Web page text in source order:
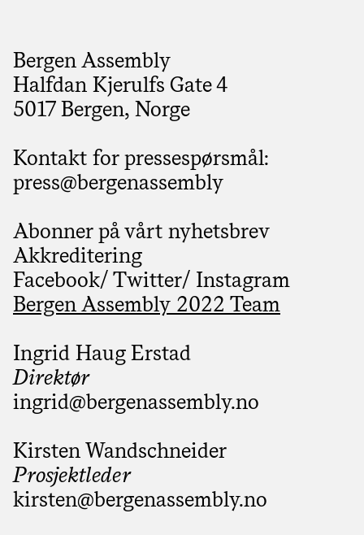
Bergen Assembly
Halfdan Kjerulfs Gate 4
5017 Bergen, Norge
Kontakt for pressespørsmål:
press@bergenassembly
Abonner på vårt nyhetsbrev
Akkreditering
Facebook/ Twitter/ Instagram
Bergen Assembly 2022 Team
Ingrid Haug Erstad
Direktør
ingrid@­bergenassembly.no
Kirsten Wandschneider
Prosjektleder
kirsten@­bergenassembly.no